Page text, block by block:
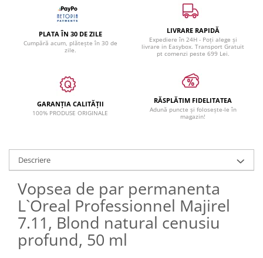
PLATA ÎN 30 DE ZILE
Cumpără acum, plătește în 30 de
zile.
LIVRARE RAPIDĂ
Expediere în 24H - Poți alege și
livrare in Easybox. Transport Gratuit
pt comenzi peste 699 Lei.
GARANȚIA CALITĂȚII
100% PRODUSE ORIGINALE
RĂSPLĂTIM FIDELITATEA
Adună puncte și folosește-le în
magazin!
Descriere
Vopsea de par permanenta
L`Oreal Professionnel Majirel
7.11, Blond natural cenusiu
profund, 50 ml